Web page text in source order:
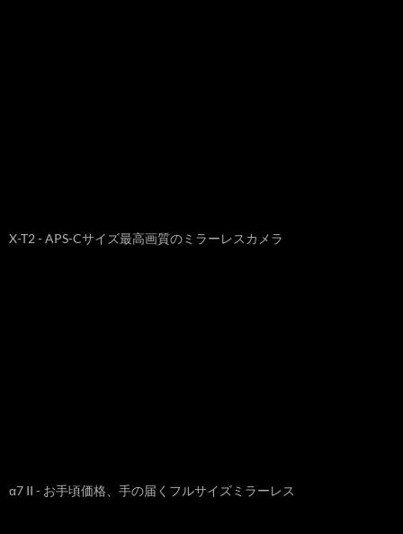
X-T2 - APS-Cサイズ最高画質のミラーレスカメラ
α7 II - お手頃価格、手の届くフルサイズミラーレス